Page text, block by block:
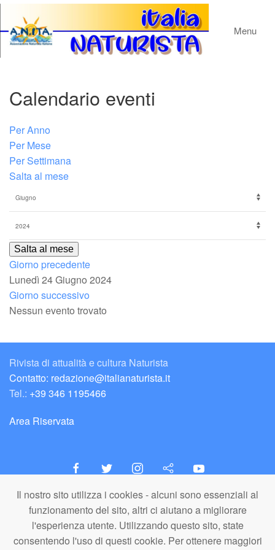
Il nostro sito utilizza i cookies - alcuni sono essenziali al
funzionamento del sito, altri ci aiutano a migliorare
l'esperienza utente. Utilizzando questo sito, state
consentendo l'uso di questi cookie. Per ottenere maggiori
Menu
Calendario eventi
Per Anno
Per Mese
Per Settimana
Salta al mese
Salta al mese
Giorno precedente
Lunedì 24 Giugno 2024
Giorno successivo
Nessun evento trovato
Rivista di attualità e cultura Naturista
Contatto: redazione@italianaturista.it
Tel.: +39 346 1195466
Area Riservata
italiaNATURISTA
Editore e Redazione
A.N.ITA. Associazione Naturista Italiana (APS)
C.F. 80203710159